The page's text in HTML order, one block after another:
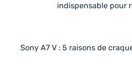
indispensable pour
Sony A7 V : 5 raisons de